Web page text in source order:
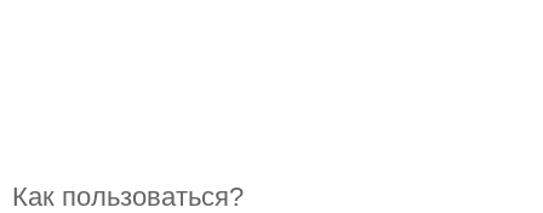
Как пользоваться?